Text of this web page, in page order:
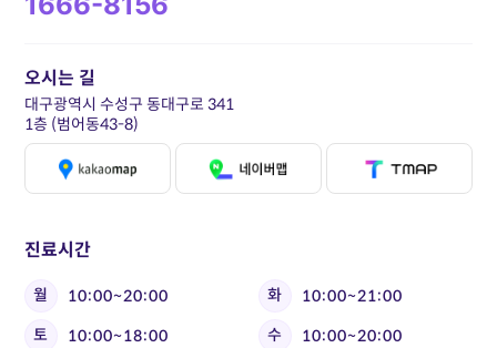
진료시간
월 10:00~20:00 화
10:00~21:00
토
10:00~18:00 수
10:00~20:00
오시는 길
대구광역시 수성구 동대구로 341
1층 (범어동43-8)